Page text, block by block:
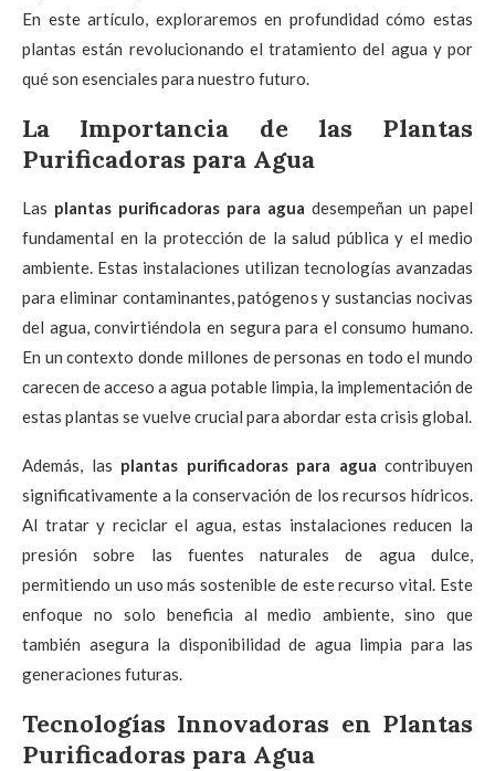
En este artículo, exploraremos en profundidad cómo estas
plantas están revolucionando el tratamiento del agua y por
qué son esenciales para nuestro futuro.
La Importancia de las Plantas
Purificadoras para Agua
Las plantas purificadoras para agua desempeñan un papel
fundamental en la protección de la salud pública y el medio
ambiente. Estas instalaciones utilizan tecnologías avanzadas
para eliminar contaminantes, patógenos y sustancias nocivas
del agua, convirtiéndola en segura para el consumo humano.
En un contexto donde millones de personas en todo el mundo
carecen de acceso a agua potable limpia, la implementación de
estas plantas se vuelve crucial para abordar esta crisis global.
Además, las plantas purificadoras para agua contribuyen
significativamente a la conservación de los recursos hídricos.
Al tratar y reciclar el agua, estas instalaciones reducen la
presión sobre las fuentes naturales de agua dulce,
permitiendo un uso más sostenible de este recurso vital. Este
enfoque no solo beneficia al medio ambiente, sino que
también asegura la disponibilidad de agua limpia para las
generaciones futuras.
Tecnologías Innovadoras en Plantas
Purificadoras para Agua